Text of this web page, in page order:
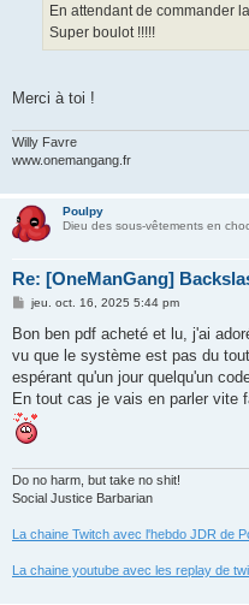
En attendant de commander
Super boulot !!!!!
Merci à toi !
Willy Favre
www.onemangang.fr
Poulpy
Dieu des sous-vêtements en
Re: [OneManGang]
M
s
a
g
e
jeu. oct. 16, 2025 5:44 pm
Bon ben pdf acheté et lu, j'ai
vu que le système est pas du
espérant qu'un jour quelqu'un
En tout cas je vais en parler vite
Do no harm, but take no shit!
Social Justice Barbarian
La chaine Twitch avec l'hebdo JDR de
La chaine youtube avec les replay de